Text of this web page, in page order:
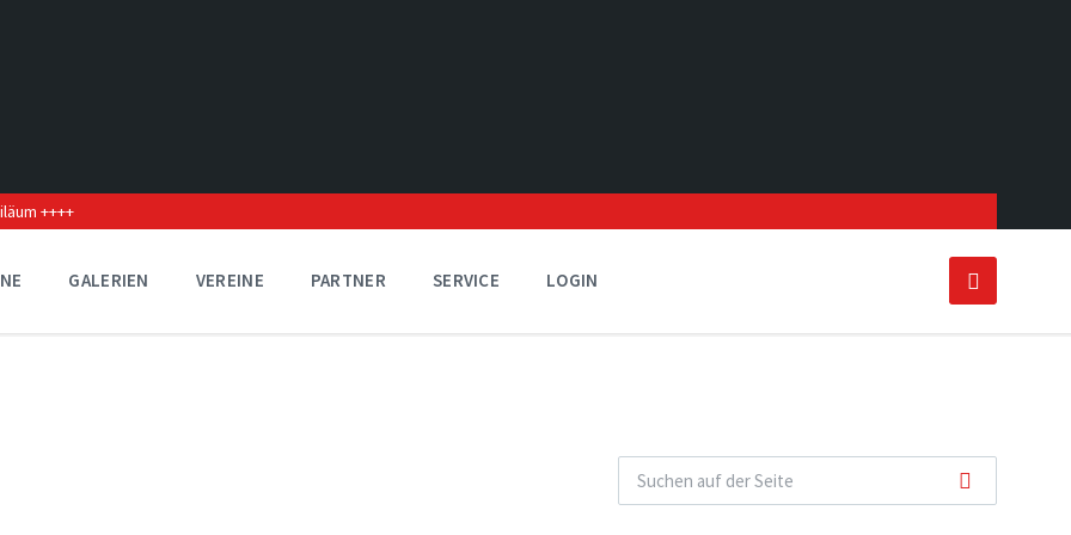
++++
GALERIEN VEREINE PARTNER SERVICE LOGIN